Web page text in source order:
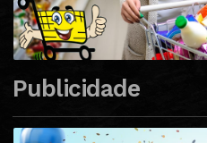
Publicidade